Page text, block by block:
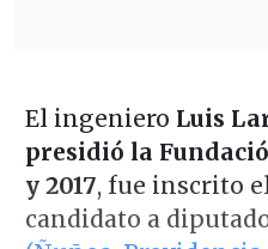
El ingeniero Luis
presidió la
y 2017, fue inscrito
candidato a